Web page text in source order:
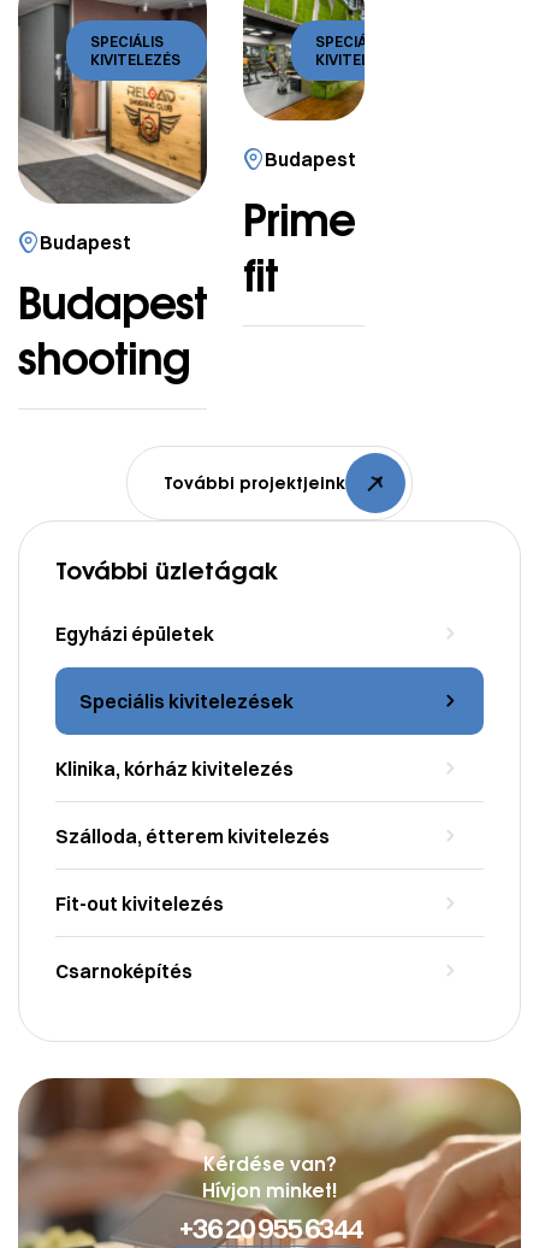
SPECIÁLIS
KIVITELEZÉS
Budapest
Budapest
shooting
SPECIÁLIS
KIVITELEZÉS
Budapest
Prime
fit
További projektjeink
További üzletágak
Egyházi épületek
Speciális kivitelezések
Klinika, kórház kivitelezés
Szálloda, étterem kivitelezés
Fit-out kivitelezés
Csarnoképítés
Kérdése van?
Hívjon minket!
+36 20 955 6344